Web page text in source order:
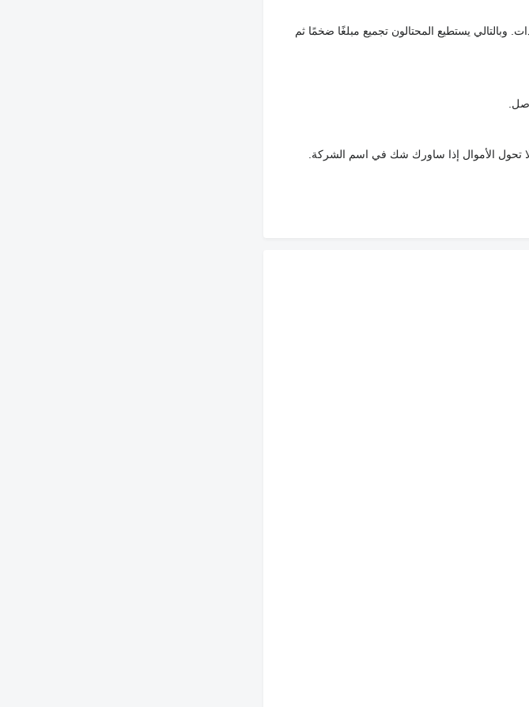
وبالتالي يستطيع المحتالون تجميع مبلغًا ضخمًا ثم
تحول الأموال إذا ساورك شك في اسم الشركة.